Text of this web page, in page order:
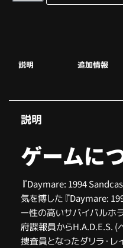
説明 追加情報
説明
ゲームに
『Daymare: 1994
気を博した『Daymare:
ー性の高いサバイバルホ
府諜報員からH.A.D.E.S.
捜査員となったダリラ・